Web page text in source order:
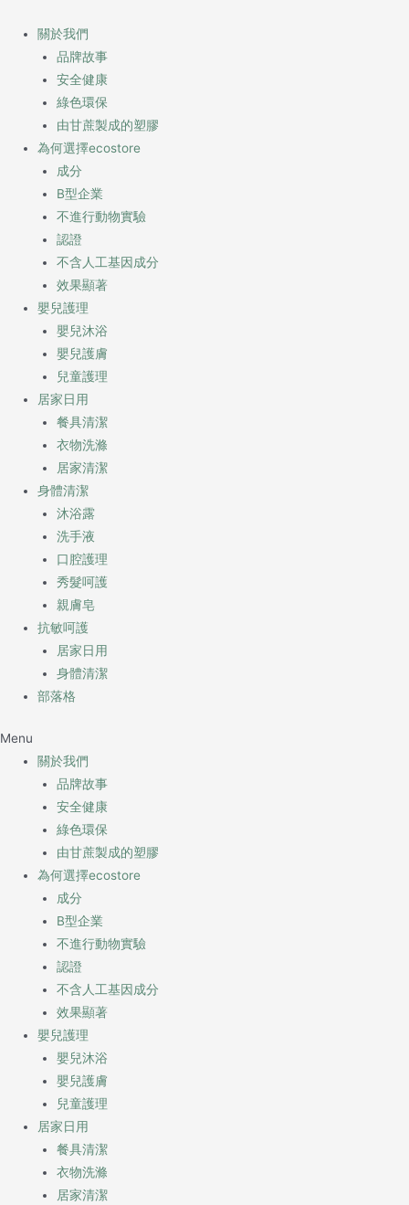
content
關於我們
品牌故事
安全健康
綠色環保
由甘蔗製成的塑膠
為何選擇ecostore
成分
B型企業
不進行動物實驗
認證
不含人工基因成分
效果顯著
嬰兒護理
嬰兒沐浴
嬰兒護膚
兒童護理
居家日用
餐具清潔
衣物洗滌
居家清潔
身體清潔
沐浴露
洗手液
口腔護理
秀髮呵護
親膚皂
抗敏呵護
居家日用
身體清潔
部落格
Menu
關於我們
品牌故事
安全健康
綠色環保
由甘蔗製成的塑膠
為何選擇ecostore
成分
B型企業
不進行動物實驗
認證
不含人工基因成分
效果顯著
嬰兒護理
嬰兒沐浴
嬰兒護膚
兒童護理
居家日用
餐具清潔
衣物洗滌
居家清潔